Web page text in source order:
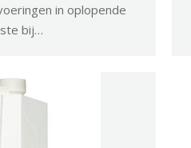
in oplopende
bij…